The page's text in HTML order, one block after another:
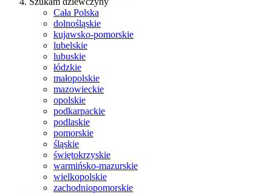
Cała Polska
dolnośląskie
kujawsko-pomorskie
lubelskie
lubuskie
łódzkie
małopolskie
mazowieckie
opolskie
podkarpackie
podlaskie
pomorskie
śląskie
świętokrzyskie
warmińsko-mazurskie
wielkopolskie
zachodniopomorskie